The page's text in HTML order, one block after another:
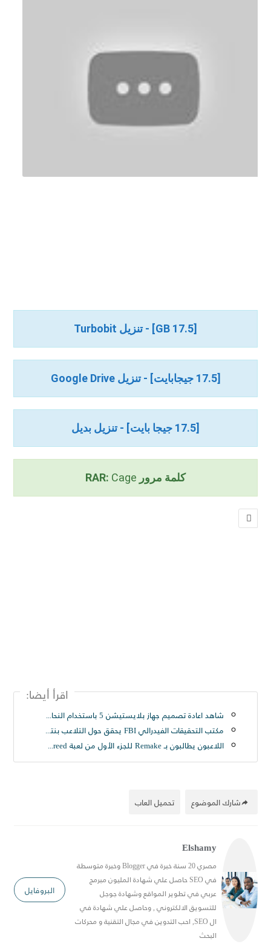
[17.5 GB] - تنزيل Turbobit
[17.5 جيجابايت] - تنزيل Google Drive
[17.5 جيجا بايت] - تنزيل بديل
كلمة مرور RAR: Cage
اقرأ أيضا:
شاهد اعادة تصميم جهاز بلايستيشن 5 باستخدام النحاس الاصفر اللامع 😍
مكتب التحقيقات الفيدرالي FBI يحقق حول التلاعب بنتائج مباريات Counter-Strike GO
اللاعبون يطالبون بـ Remake للجزء الأول من لعبة Assassin’s Creed..
تحميل العاب شارك الموضوع
Elshamy
مصري 20 سنة خبرة في Blogger وخبرة متوسطة
في SEO حاصل علي شهادة المليون مبرمج
عربي في تطوير المواقع وشهادة جوجل
للتسويق الالكتروني , وحاصل علي شهادة في
ال SEO, احب التدوين في مجال التقنية و محركات
البحث
البروفايل